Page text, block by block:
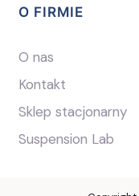
O FIRMIE
O nas
Kontakt
Sklep stacjonarny
Suspension Lab